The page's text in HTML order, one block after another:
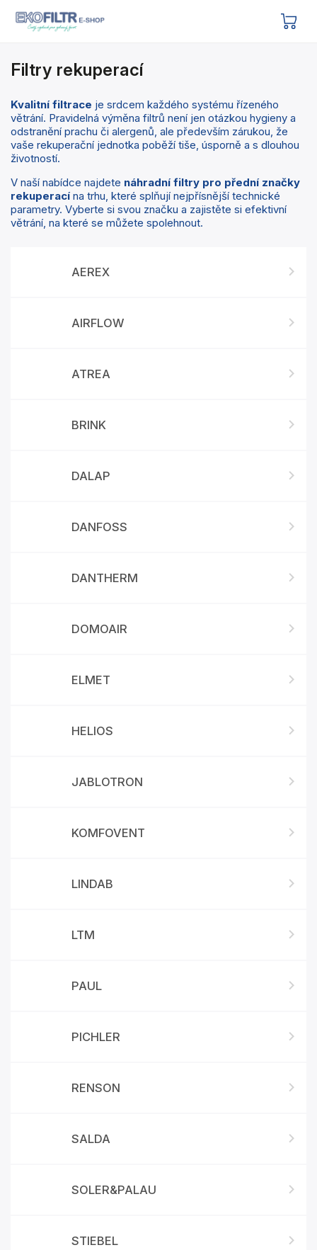
Filtry rekuperací
Kvalitní filtrace je srdcem každého systému řízeného
větrání. Pravidelná výměna filtrů není jen otázkou hygieny a
odstranění prachu či alergenů, ale především zárukou, že
vaše rekuperační jednotka poběží tiše, úsporně a s dlouhou
životností.
V naší nabídce najdete náhradní filtry pro přední značky
rekuperací na trhu, které splňují nejpřísnější technické
parametry. Vyberte si svou značku a zajistěte si efektivní
větrání, na které se můžete spolehnout.
AEREX
AIRFLOW
ATREA
BRINK
DALAP
DANFOSS
DANTHERM
DOMOAIR
ELMET
HELIOS
JABLOTRON
KOMFOVENT
LINDAB
LTM
PAUL
PICHLER
RENSON
SALDA
SOLER&PALAU
STIEBEL